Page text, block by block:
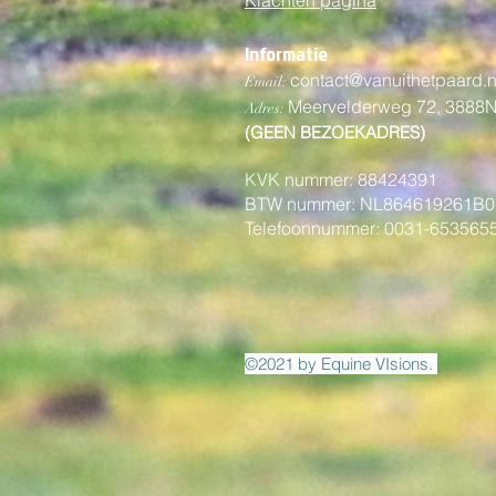
een volwassene.
ouders/verzorgers/
Informatie
Email:
Adres: Meervelderweg 72,
(GEEN BEZOEKADRES)
KVK nummer: 88424391
BTW nummer:
Telefoonnummer: 0031-
©2021 by Equine VIsions.